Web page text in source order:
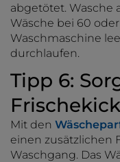
abgetötet. Wasche
Wäsche bei 60
Waschmaschine
durchlaufen.
Tipp 6:
Mit den
einen zusätzlichen
Waschgang. Das